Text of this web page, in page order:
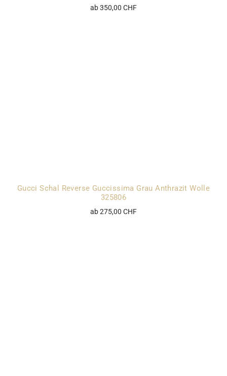
ab 350,00 CHF
Gucci Schal Reverse Guccissima Grau Anthrazit Wolle
325806
ab 275,00 CHF